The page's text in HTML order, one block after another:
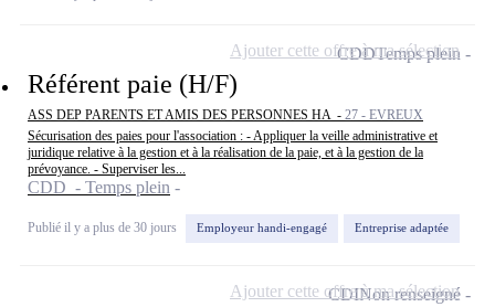
Référent paie (H/F)
ASS DEP PARENTS ET AMIS DES PERSONNES HA - 27 - EVREUX
Sécurisation des paies pour l'association : - Appliquer la veille administrative et
juridique relative à la gestion et à la réalisation de la paie, et à la gestion de la
prévoyance. - Superviser les...
CDD - Temps plein
Publié il y a plus de 30 jours Employeur handi-engagé Entreprise adaptée
CDDTemps plein
Ajouter cette offre à ma sélection
CDINon renseigné
Ajouter cette offre à ma sélection